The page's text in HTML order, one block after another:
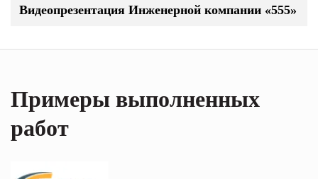
Видеопрезентация Инженерной компании «555»
Примеры выполненных
работ